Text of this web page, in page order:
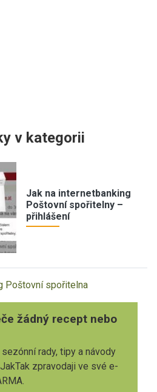
v kategorii
Jak na internetbanking
Poštovní spořitelny –
přihlášení
Poštovní spořitelna
žádný recept nebo
rady, tipy a návody
zpravodaji ve své e-